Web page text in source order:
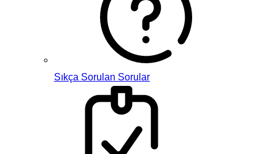
Sıkça Sorulan Sorular